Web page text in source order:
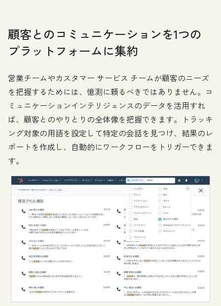
顧客とのコミュニケーションを1つの
プラットフォームに集約
営業チームやカスタマー サービス チームが顧客のニーズ
を把握するためには、憶測に頼るべきではありません。コ
ミュニケーションインテリジェンスのデータを活用すれ
ば、顧客とのやりとりの全体像を把握できます。トラッキ
ング対象の用語を設定して特定の会話を見つけ、結果のレ
ポートを作成し、自動的にワークフローをトリガーできま
す。